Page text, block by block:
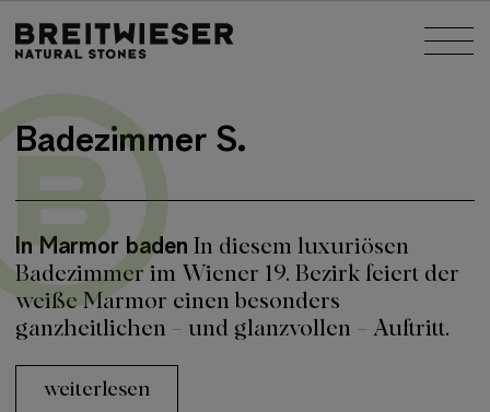
Springe zu:
Badezimmer S.
In Marmor baden In diesem luxuriösen
Badezimmer im Wiener 19. Bezirk feiert der
weiße Marmor einen besonders
ganzheitlichen – und glanzvollen – Auftritt.
weiterlesen